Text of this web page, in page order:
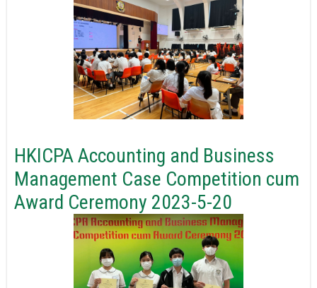
HKICPA Accounting and Business
Management Case Competition cum
Award Ceremony 2023-5-20